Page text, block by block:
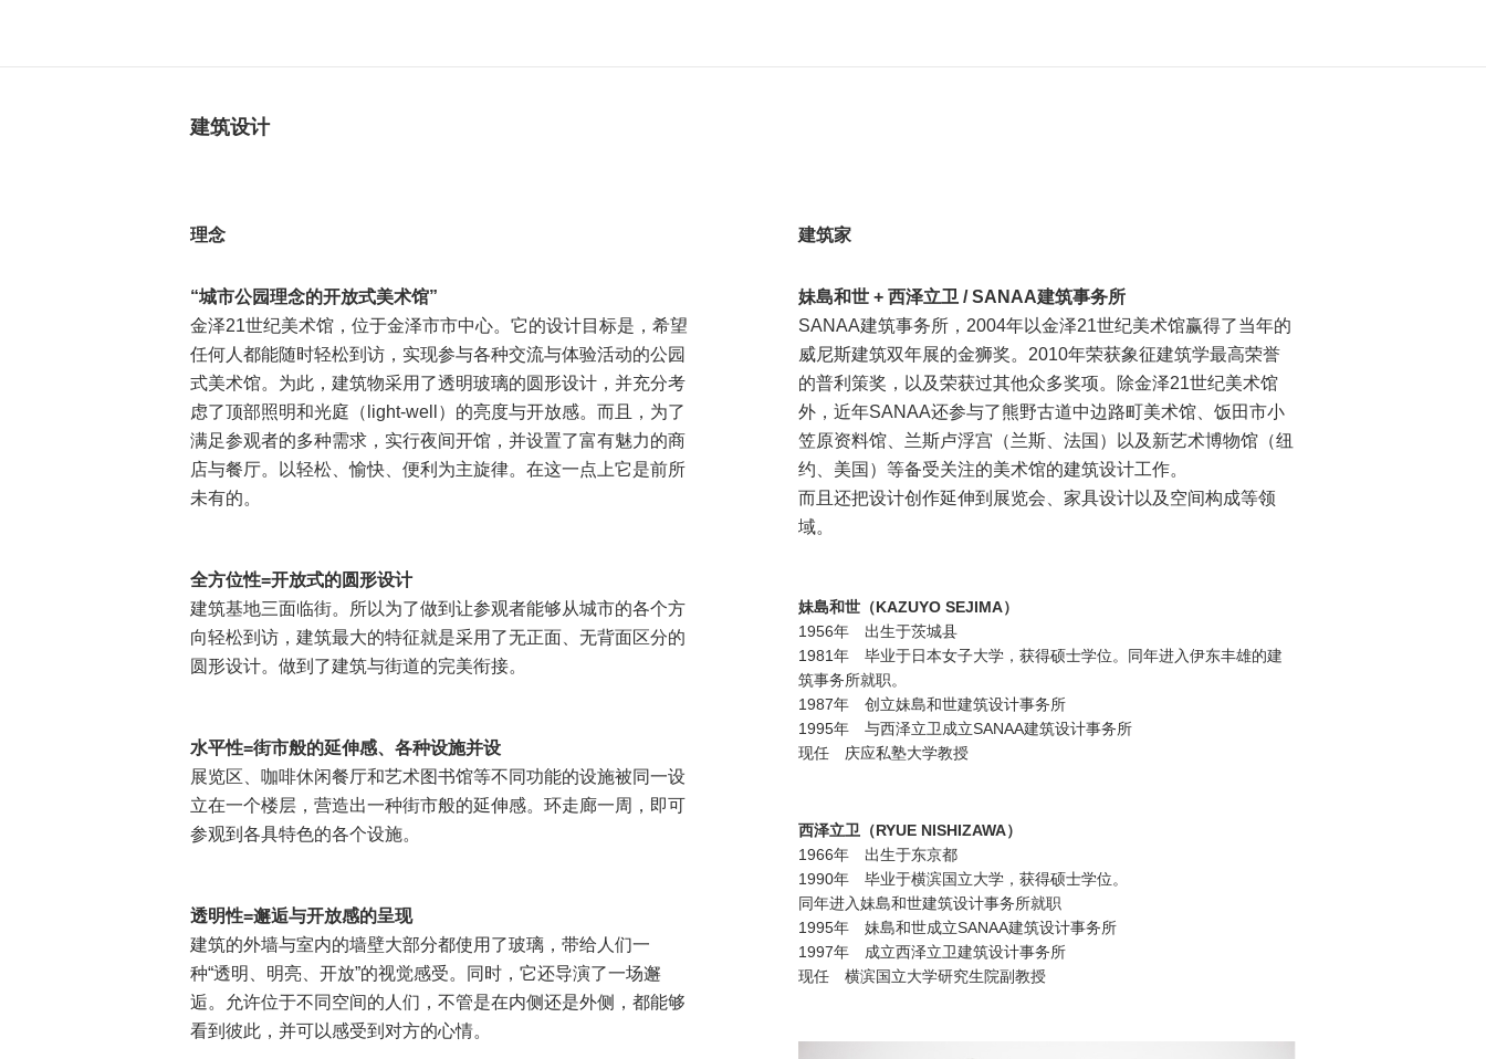
建筑设计
理念
“城市公园理念的开放式美术馆”
金泽21世纪美术馆，位于金泽市市中心。它的设计目标是，希望
任何人都能随时轻松到访，实现参与各种交流与体验活动的公园
式美术馆。为此，建筑物采用了透明玻璃的圆形设计，并充分考
虑了顶部照明和光庭（light-well）的亮度与开放感。而且，为了
满足参观者的多种需求，实行夜间开馆，并设置了富有魅力的商
店与餐厅。以轻松、愉快、便利为主旋律。在这一点上它是前所
未有的。
全方位性=开放式的圆形设计
建筑基地三面临街。所以为了做到让参观者能够从城市的各个方
向轻松到访，建筑最大的特征就是采用了无正面、无背面区分的
圆形设计。做到了建筑与街道的完美衔接。
水平性=街市般的延伸感、各种设施并设
展览区、咖啡休闲餐厅和艺术图书馆等不同功能的设施被同一设
立在一个楼层，营造出一种街市般的延伸感。环走廊一周，即可
参观到各具特色的各个设施。
透明性=邂逅与开放感的呈现
建筑的外墙与室内的墙壁大部分都使用了玻璃，带给人们一
种“透明、明亮、开放”的视觉感受。同时，它还导演了一场邂
逅。允许位于不同空间的人们，不管是在内侧还是外侧，都能够
看到彼此，并可以感受到对方的心情。
建筑家
妹島和世 + 西泽立卫 / SANAA建筑事务所
SANAA建筑事务所，2004年以金泽21世纪美术馆赢得了当年的
威尼斯建筑双年展的金狮奖。2010年荣获象征建筑学最高荣誉
的普利策奖，以及荣获过其他众多奖项。除金泽21世纪美术馆
外，近年SANAA还参与了熊野古道中边路町美术馆、饭田市小
笠原资料馆、兰斯卢浮宫（兰斯、法国）以及新艺术博物馆（纽
约、美国）等备受关注的美术馆的建筑设计工作。
而且还把设计创作延伸到展览会、家具设计以及空间构成等领
域。
妹島和世（KAZUYO SEJIMA）
1956年 出生于茨城县
1981年 毕业于日本女子大学，获得硕士学位。同年进入伊东丰雄的建
筑事务所就职。
1987年 创立妹島和世建筑设计事务所
1995年 与西泽立卫成立SANAA建筑设计事务所
现任 庆应私塾大学教授
西泽立卫（RYUE NISHIZAWA）
1966年 出生于东京都
1990年 毕业于横滨国立大学，获得硕士学位。
同年进入妹島和世建筑设计事务所就职
1995年 妹島和世成立SANAA建筑设计事务所
1997年 成立西泽立卫建筑设计事务所
现任 横滨国立大学研究生院副教授